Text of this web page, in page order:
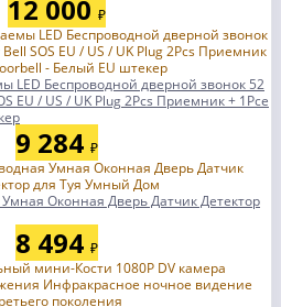
12 000 ₽
LED Беспроводной дверной звонок 52
EU / US / UK Plug 2Pcs Приемник + 1Pce
9 284 ₽
Умная Оконная Дверь Датчик Детектор
8 494 ₽